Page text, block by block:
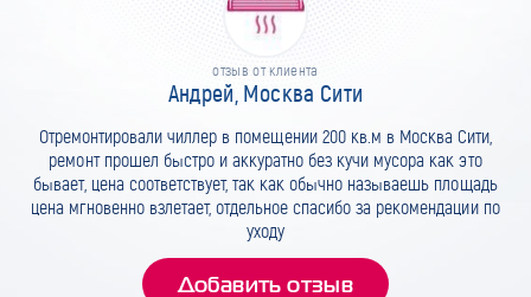
отзыв от клиента
Андрей, Москва Сити
Отремонтировали чиллер в помещении 200 кв.м в Москва Сити,
ремонт прошел быстро и аккуратно без кучи мусора как это
бывает, цена соответствует, так как обычно называешь площадь
цена мгновенно взлетает, отдельное спасибо за рекомендации по
уходу
Добавить отзыв